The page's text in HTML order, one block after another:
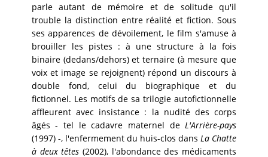
parle autant de mémoire et de solitude qu'il
trouble la distinction entre réalité et fiction. Sous
ses apparences de dévoilement, le film s'amuse à
brouiller les pistes : à une structure à la fois
binaire (dedans/dehors) et ternaire (à mesure que
voix et image se rejoignent) répond un discours à
double fond, celui du biographique et du
fictionnel. Les motifs de sa trilogie autofictionnelle
affleurent avec insistance : la nudité des corps
âgés - tel le cadavre maternel de L'Arrière-pays
(1997) -, l'enfermement du huis-clos dans La Chatte
à deux têtes (2002), l'abondance des médicaments